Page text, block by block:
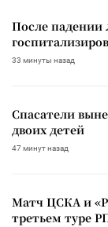
После падении
33 минуты назад
Спасатели
двоих детей
47 минут назад
Матч ЦСКА и
третьем туре